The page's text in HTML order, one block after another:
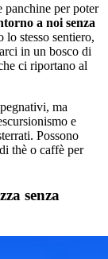
panchine per poter
a noi senza
lo stesso sentiero,
in un bosco di
ci riportano al
ma
e
Possono
di thè o caffè per
senza